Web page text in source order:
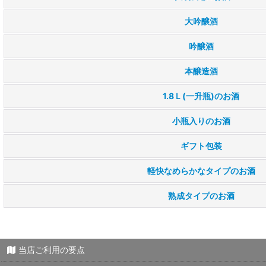
大吟醸酒
吟醸酒
本醸造酒
1.8Ｌ(一升瓶)のお酒
小瓶入りのお酒
ギフト包装
軽快なめらかなタイプのお酒
熟成タイプのお酒
当店ご利用の要点